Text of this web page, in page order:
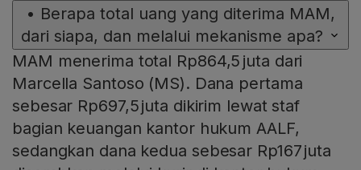
• Berapa total uang yang diterima MAM,
dari siapa, dan melalui mekanisme apa?
MAM menerima total Rp864,5 juta dari
Marcella Santoso (MS). Dana pertama
sebesar Rp697,5 juta dikirim lewat staf
bagian keuangan kantor hukum AALF,
sedangkan dana kedua sebesar Rp167 juta